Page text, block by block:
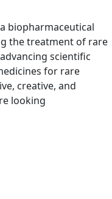
biopharmaceutical
the treatment of rare
scientific
for rare
creative, and
looking